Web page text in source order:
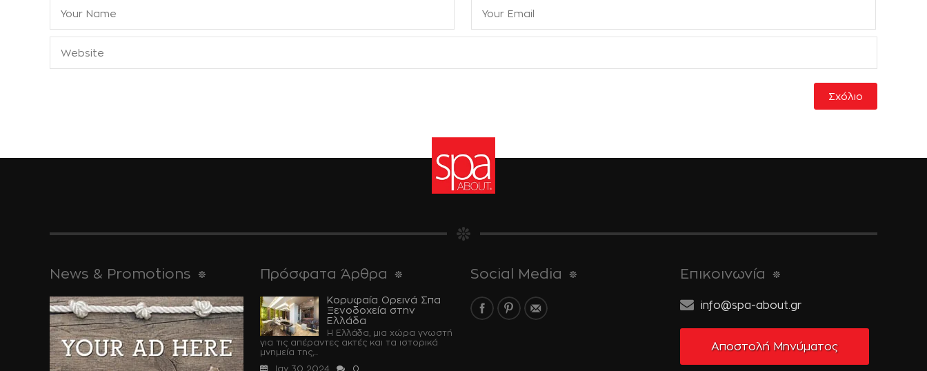
News & Promotions Πρόσφατα Άρθρα
Κορυφαία Ορεινά Σπα
Ξενοδοχεία στην
Ελλάδα
Η Ελλάδα, μια χώρα γνωστή
για τις απέραντες ακτές και τα ιστορικά
μνημεία της,...
Ιαν 30 2024
0
Social Media Επικοινωνία
info@spa-about.gr
Αποστολή Μηνύματος